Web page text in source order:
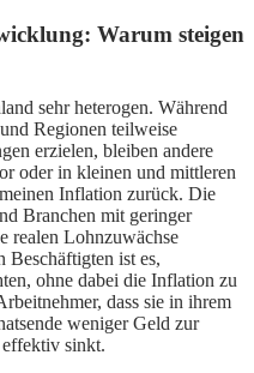
Warum steigen
sehr heterogen. Während
Regionen teilweise
erzielen, bleiben andere
oder in kleinen und mittleren
Inflation zurück. Die
Branchen mit geringer
realen Lohnzuwächse
Beschäftigten ist es,
ohne dabei die Inflation zu
dass sie in ihrem
weniger Geld zur
sinkt.